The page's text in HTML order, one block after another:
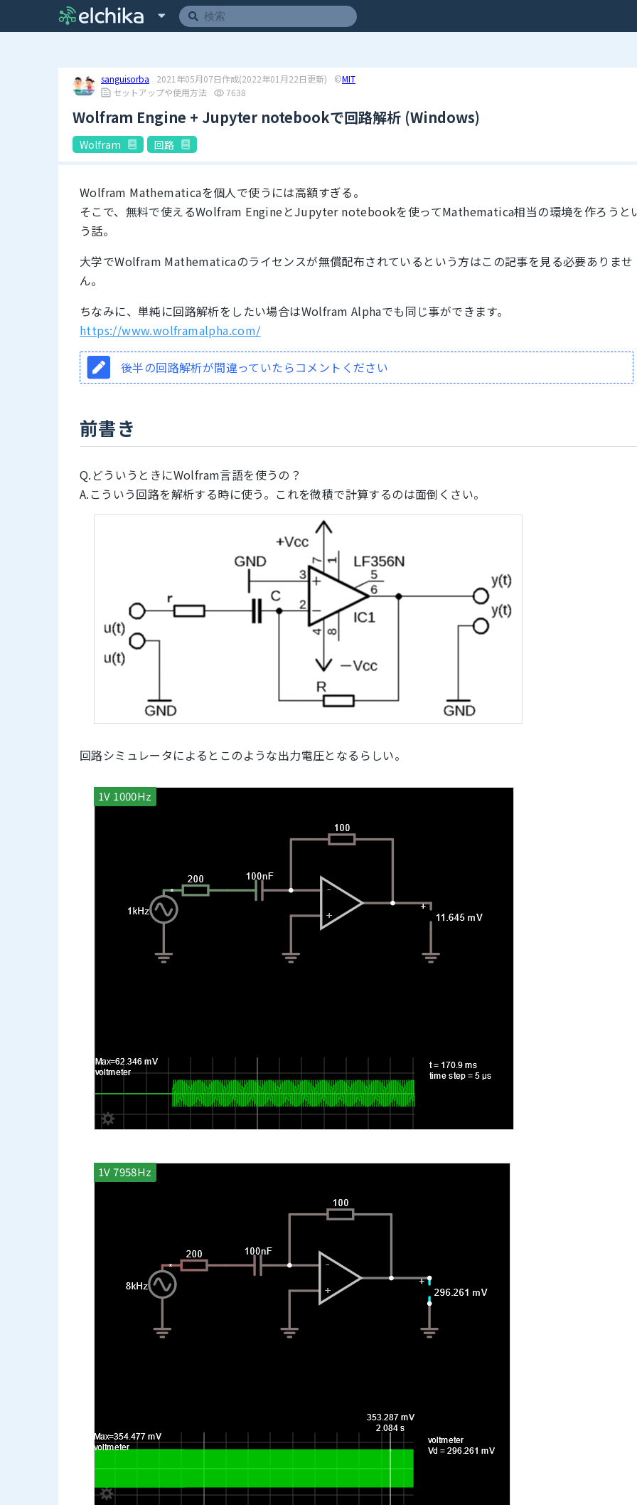
sanguisorba 2021年05月07日作成(2022年01月22日更新) ©MIT
セットアップや使用方法
7638
Wolfram Engine + Jupyter notebookで回路解析 (Windows)
Wolfram 回路
Wolfram Mathematicaを個人で使うには高額すぎる。
そこで、無料で使えるWolfram EngineとJupyter notebookを使ってMathematica相当の環境を作ろうと
う話。
大学でWolfram Mathematicaのライセンスが無償配布されているという方はこの記事を見る必要ありませ
ん。
ちなみに、単純に回路解析をしたい場合はWolfram Alphaでも同じ事ができます。
https://www.wolframalpha.com/
後半の回路解析が間違っていたらコメントください
前書き
Q.どういうときにWolfram言語を使うの？
A.こういう回路を解析する時に使う。これを微積で計算するのは面倒くさい。
回路シミュレータによるとこのような出力電圧となるらしい。